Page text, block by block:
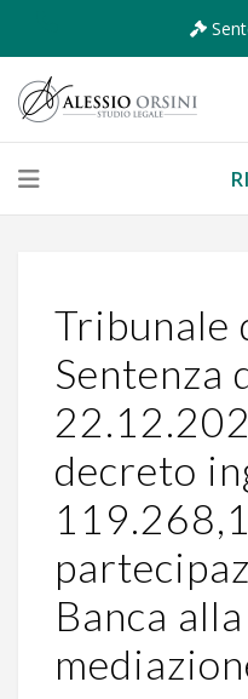
Tribunale
Sentenza
decreto
Banca